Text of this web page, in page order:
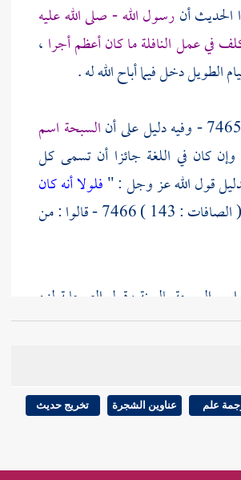
رسول الله - صلى الله عليه
في عمل النافلة ما كان أعظم أجرا ،
الطويل دخل فيما أباح الله له .
7465 - وفيه دليل على أن
السبحة اسم
كان في اللغة جائزا أن تسمى كل
قول الله عز وجل : "فلولا أنه كان
" ( الصافات : 143 ) 7466 - قالوا : من
اسم السبحة بالسنة وقول الصحابة لزم
، والله أعلم .
إذا لم ترتل الأخرى وهز فيها .
علم عناوين الشجرة تخريج حديث